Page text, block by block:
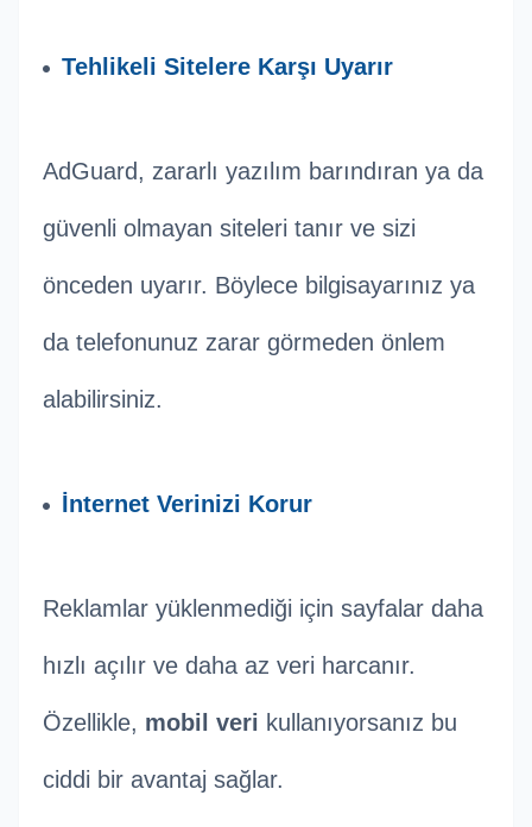
Tehlikeli Sitelere Karşı Uyarır
AdGuard, zararlı yazılım barındıran ya da
güvenli olmayan siteleri tanır ve sizi
önceden uyarır. Böylece bilgisayarınız ya
da telefonunuz zarar görmeden önlem
alabilirsiniz.
İnternet Verinizi Korur
Reklamlar yüklenmediği için sayfalar daha
hızlı açılır ve daha az veri harcanır.
Özellikle, mobil veri kullanıyorsanız bu
ciddi bir avantaj sağlar.